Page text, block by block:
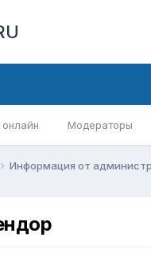
Модераторы
Информация от